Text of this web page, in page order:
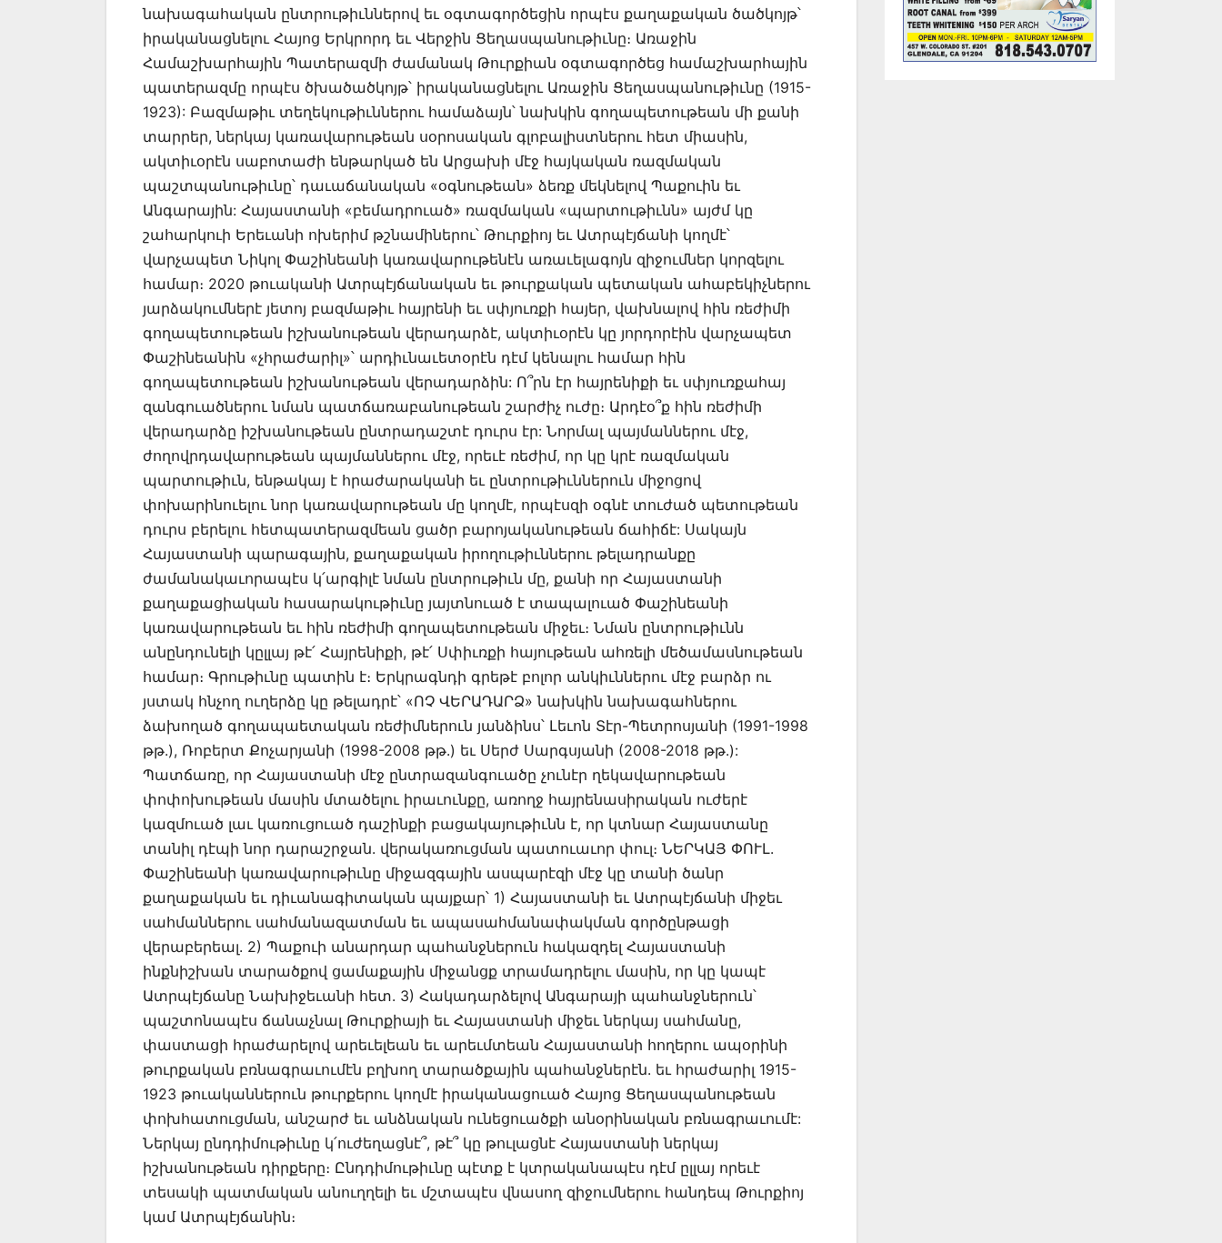
նախագահական ընտրութիւններով եւ օգտագործեցին որպէս քաղաքական ծածկոյթ՝
իրականացնելու Հայոց Երկրորդ եւ Վերջին Ցեղասպանութիւնը։ Առաջին
Համաշխարհային Պատերազմի ժամանակ Թուրքիան օգտագործեց համաշխարհային
պատերազմը որպէս ծխածածկոյթ՝ իրականացնելու Առաջին Ցեղասպանութիւնը (1915-
1923): Բազմաթիւ տեղեկութիւններու համաձայն՝ նախկին գողապետութեան մի քանի
տարրեր, ներկայ կառավարութեան սօրոսական գլոբալիստներու հետ միասին,
ակտիւօրէն սաբոտաժի ենթարկած են Արցախի մէջ հայկական ռազմական
պաշտպանութիւնը՝ դաւաճանական «օգնութեան» ձեռք մեկնելով Պաքուին եւ
Անգարային: Հայաստանի «բեմադրուած» ռազմական «պարտութիւնն» այժմ կը
շահարկուի Երեւանի ոխերիմ թշնամիներու՝ Թուրքիոյ եւ Ատրպէյճանի կողմէ՝
վարչապետ Նիկոլ Փաշինեանի կառավարութենէն առաւելագոյն զիջումներ կորզելու
համար։ 2020 թուականի Ատրպէյճանական եւ թուրքական պետական ահաբեկիչներու
յարձակումներէ յետոյ բազմաթիւ հայրենի եւ սփյուռքի հայեր, վախնալով հին ռեժիմի
գողապետութեան իշխանութեան վերադարձէ, ակտիւօրէն կը յորդորէին վարչապետ
Փաշինեանին «չհրաժարիլ»՝ արդիւնաւետօրէն դէմ կենալու համար հին
գողապետութեան իշխանութեան վերադարձին: Ո՞րն էր հայրենիքի եւ սփյուռքահայ
զանգուածներու նման պատճառաբանութեան շարժիչ ուժը։ Արդէօ՞ք հին ռեժիմի
վերադարձը իշխանութեան ընտրադաշտէ դուրս էր: Նորմալ պայմաններու մէջ,
ժողովրդավարութեան պայմաններու մէջ, որեւէ ռեժիմ, որ կը կրէ ռազմական
պարտութիւն, ենթակայ է հրաժարականի եւ ընտրութիւններուն միջոցով
փոխարինուելու նոր կառավարութեան մը կողմէ, որպէսզի օգնէ տուժած պետութեան
դուրս բերելու հետպատերազմեան ցածր բարոյականութեան ճահիճէ: Սակայն
Հայաստանի պարագային, քաղաքական իրողութիւններու թելադրանքը
ժամանակաւորապէս կ՛արգիլէ նման ընտրութիւն մը, քանի որ Հայաստանի
քաղաքացիական հասարակութիւնը յայտնուած է տապալուած Փաշինեանի
կառավարութեան եւ հին ռեժիմի գողապետութեան միջեւ։ Նման ընտրութիւնն
անընդունելի կըլլայ թէ՛ Հայրենիքի, թէ՛ Սփիւռքի հայութեան ահռելի մեծամասնութեան
համար։ Գրութիւնը պատին է։ Երկրագնդի գրեթէ բոլոր անկիւններու մէջ բարձր ու
յստակ հնչող ուղերձը կը թելադրէ՝ «ՈՉ ՎԵՐԱԴԱՐՁ» նախկին նախագահներու
ձախողած գողապաետական ռեժիմներուն յանձինս՝ Լեւոն Տէր-Պետրոսյանի (1991-1998
թթ.), Ռոբերտ Քոչարյանի (1998-2008 թթ.) եւ Սերժ Սարգսյանի (2008-2018 թթ.):
Պատճառը, որ Հայաստանի մէջ ընտրազանգուածը չունէր ղեկավարութեան
փոփոխութեան մասին մտածելու իրաւունքը, առողջ հայրենասիրական ուժերէ
կազմուած լաւ կառուցուած դաշինքի բացակայութիւնն է, որ կտնար Հայաստանը
տանիլ դէպի նոր դարաշրջան. վերակառուցման պատուաւոր փուլ։ ՆԵՐԿԱՅ ՓՈՒԼ.
Փաշինեանի կառավարութիւնը միջազգային ասպարէզի մէջ կը տանի ծանր
քաղաքական եւ դիւանագիտական պայքար՝ 1) Հայաստանի եւ Ատրպէյճանի միջեւ
սահմաններու սահմանազատման եւ ապասահմանափակման գործընթացի
վերաբերեալ. 2) Պաքուի անարդար պահանջներուն հակազդել Հայաստանի
ինքնիշխան տարածքով ցամաքային միջանցք տրամադրելու մասին, որ կը կապէ
Ատրպէյճանը Նախիջեւանի հետ. 3) Հակադարձելով Անգարայի պահանջներուն՝
պաշտոնապէս ճանաչնալ Թուրքիայի եւ Հայաստանի միջեւ ներկայ սահմանը,
փաստացի հրաժարելով արեւելեան եւ արեւմտեան Հայաստանի հողերու ապօրինի
թուրքական բռնագրաւումէն բղխող տարածքային պահանջներէն. եւ հրաժարիլ 1915-
1923 թուականներուն թուրքերու կողմէ իրականացուած Հայոց Ցեղասպանութեան
փոխհատուցման, անշարժ եւ անձնական ունեցուածքի անօրինական բռնագրաւումէ:
Ներկայ ընդդիմութիւնը կ՛ուժեղացնէ՞, թէ՞ կը թուլացնէ Հայաստանի ներկայ
իշխանութեան դիրքերը։ Ընդդիմութիւնը պէտք է կտրականապէս դէմ ըլլայ որեւէ
տեսակի պատմական անուղղելի եւ մշտապէս վնասող զիջումներու հանդեպ Թուրքիոյ
կամ Ատրպէյճանին։